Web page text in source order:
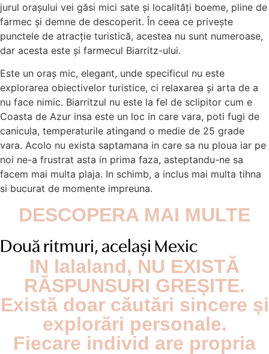
jurul orașului vei găsi mici sate și localități boeme, pline de
farmec și demne de descoperit. În ceea ce privește
punctele de atracție turistică, acestea nu sunt numeroase,
dar acesta este și farmecul Biarritz-ului.
Este un oraș mic, elegant, unde specificul nu este
explorarea obiectivelor turistice, ci relaxarea și arta de a
nu face nimic. Biarritzul nu este la fel de sclipitor cum e
Coasta de Azur insa este un loc in care vara, poti fugi de
canicula, temperaturile atingand o medie de 25 grade
vara. Acolo nu exista saptamana in care sa nu ploua iar pe
noi ne-a frustrat asta in prima faza, asteptandu-ne sa
facem mai multa plaja. In schimb, a inclus mai multa tihna
si bucurat de momente impreuna.
DESCOPERA MAI MULTE
Două ritmuri, același Mexic
IN lalaland, NU EXISTĂ
RĂSPUNSURI GREȘITE.
Există doar căutări sincere și
explorări personale.
Fiecare individ are propria